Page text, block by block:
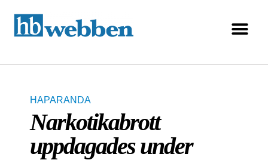
HAPARANDA
Narkotikabrott
uppdagades under